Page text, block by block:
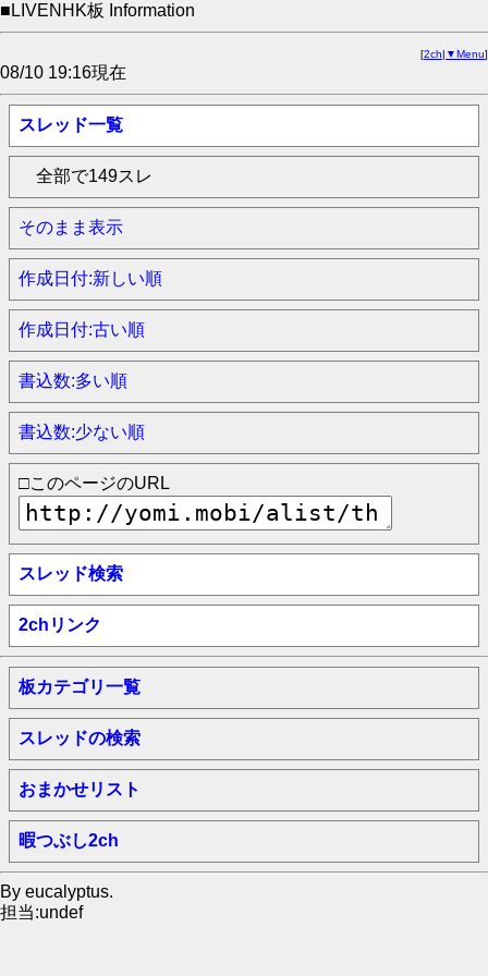
■LIVENHK板 Information
[2ch| ▼Menu]
08/10 19:16現在
スレッド一覧
全部で149スレ
そのまま表示
作成日付:新しい順
作成日付:古い順
書込数:多い順
書込数:少ない順
□このページのURL
スレッド検索
2chリンク
板カテゴリ一覧
スレッドの検索
おまかせリスト
暇つぶし2ch
By eucalyptus.
担当:undef